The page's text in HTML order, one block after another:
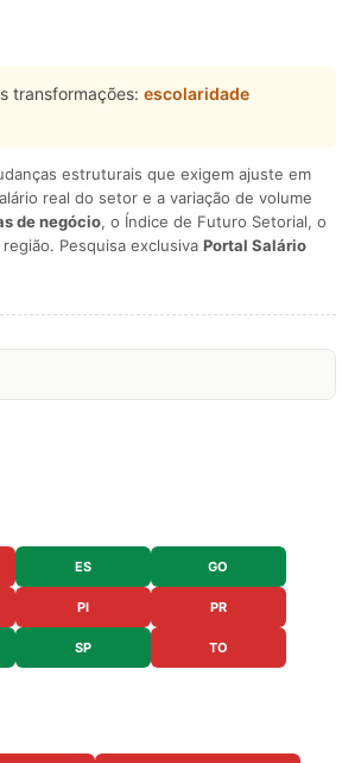
transformações: escolaridade
estruturais que exigem ajuste em
real do setor e a variação de volume
de negócio, o Índice de Futuro Setorial, o
Pesquisa exclusiva Portal Salário
ES GO
PI PR
SP TO